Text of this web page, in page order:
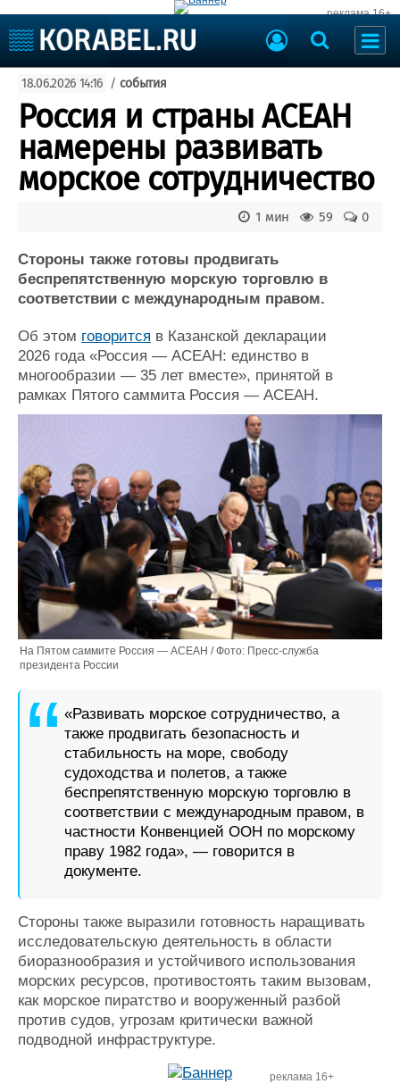
реклама 16+
Судоходство
Судоремонт
События
Порты
Рыболовство
ВМФ
Образование
Судостроение
Пульс
Новости
Компании
Репутация
Работа
Крюинг
Журнал
Торговая площадка
Доска объявлений
Продажа флота
Оборудование
Изделия
Материалы
Услуги
Конференции
Выставки и семинары
Личности
Словарь
Флот
Галерея флота
Форум
Отзывы
Все службы
18.06.2026 14:16 / события
Россия и страны АСЕАН
намерены развивать
морское сотрудничество
0
59
1 мин
Стороны также готовы продвигать
беспрепятственную морскую торговлю в
соответствии с международным правом.
Об этом говорится в Казанской декларации
2026 года «Россия — АСЕАН: единство в
многообразии — 35 лет вместе», принятой в
рамках Пятого саммита Россия — АСЕАН.
На Пятом саммите Россия — АСЕАН / Фото: Пресс-служба
президента России
«Развивать морское сотрудничество, а
также продвигать безопасность и
стабильность на море, свободу
судоходства и полетов, а также
беспрепятственную морскую торговлю в
соответствии с международным правом, в
частности Конвенцией ООН по морскому
праву 1982 года», — говорится в
документе.
Стороны также выразили готовность наращивать
исследовательскую деятельность в области
биоразнообразия и устойчивого использования
морских ресурсов, противостоять таким вызовам,
как морское пиратство и вооруженный разбой
против судов, угрозам критически важной
подводной инфраструктуре.
реклама 16+